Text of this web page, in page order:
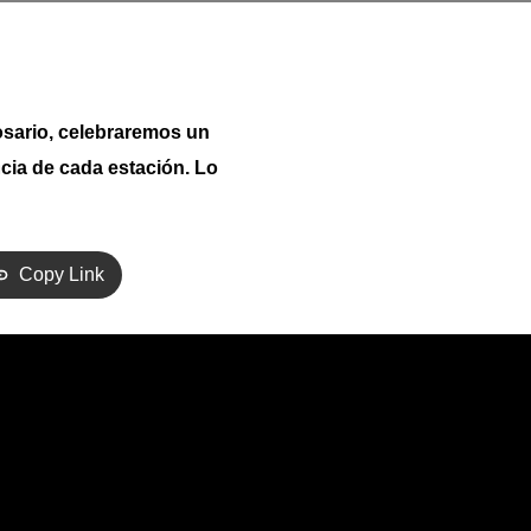
celebraremos un
de cada estación. Lo
Copy Link